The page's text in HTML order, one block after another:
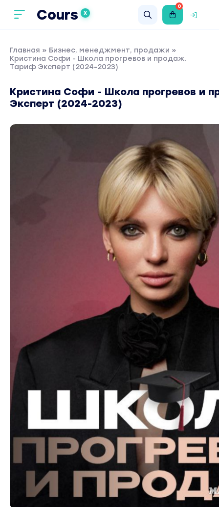
Cours X
0
Главная » Бизнес, менеджмент, продажи »
Кристина Софи - Школа прогревов и продаж.
Тариф Эксперт (2024-2023)
Кристина Софи - Школа прогревов и
Эксперт (2024-2023)